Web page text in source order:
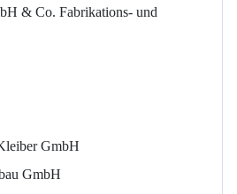
& Co. Fabrikations- und
GmbH
GmbH